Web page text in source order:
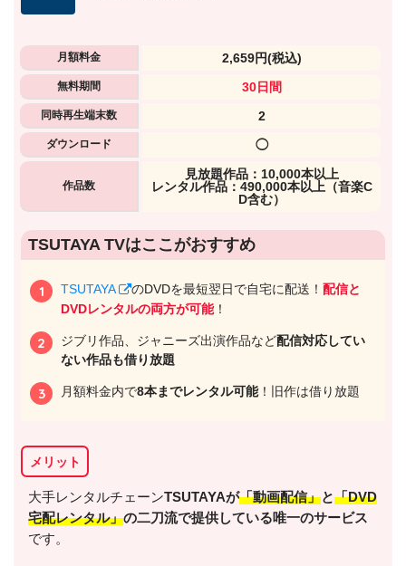
出典: U-NEXTヘルプセンター
月額料金 2,659円(税込)
無料期間 30日間
同時再生端末数 2
ダウンロード ◯
作品数
⾒放題作品：10,000本以上
レンタル作品：490,000本以上（音楽C
D含む）
TSUTAYA TVはここがおすすめ
TSUTAYA のDVDを最短翌日で自宅に配送！配信と
DVDレンタルの両方が可能！
ジブリ作品、ジャニーズ出演作品など配信対応してい
ない作品も借り放題
月額料金内で8本までレンタル可能！旧作は借り放題
メリット
大手レンタルチェーンTSUTAYAが「動画配信」と「DVD
宅配レンタル」の二刀流で提供している唯一のサービス
です。